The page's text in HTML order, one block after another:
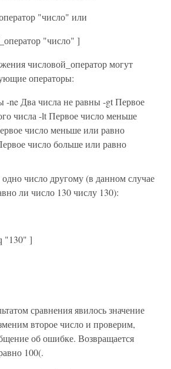
"число" или
"число" ]
числовой_оператор могут
операторы:
-ne Два числа не равны -gt Первое
числа -lt Первое число меньше
число меньше или равно
число больше или равно
число другому (в данном случае
ли число 130 числу 130):
"130" ]
сравнения явилось значение
второе число и проверим,
об ошибке. Возвращается
100(.